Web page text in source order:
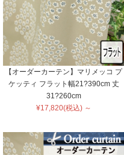
【オーダーカーテン】マリメッコ プ
ケッティ フラット幅21?390cm 丈
31?260cm
¥17,820(税込) ～